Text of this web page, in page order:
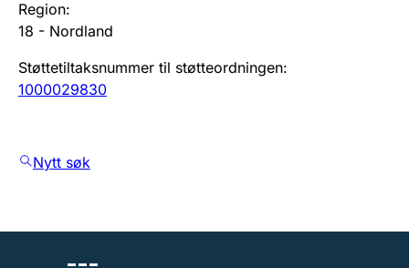
Region:
18 - Nordland
Støttetiltaksnummer til støtteordningen:
1000029830
Nytt søk